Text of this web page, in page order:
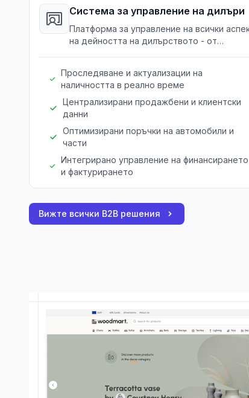
Система за управление на дилъри
Платформа за управление на всички
на дейността на дилърството - от
Проследяване и актуализации на
наличността в реално време
Централизирани продажбени и клиентски
данни
Оптимизирани поръчки на автомобили и
части
Интегрирано управление на финансирането
и фактурирането
Вижте всички B2B решения